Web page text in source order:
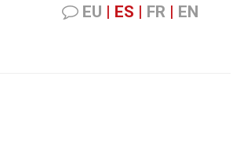
EU | ES | FR | EN